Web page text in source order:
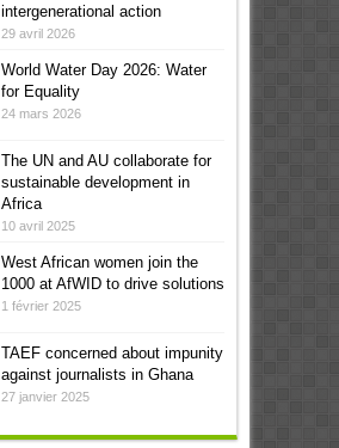
intergenerational action
29 avril 2026
World Water Day 2026: Water
for Equality
24 mars 2026
The UN and AU collaborate for
sustainable development in
Africa
10 avril 2025
West African women join the
1000 at AfWID to drive solutions
1 février 2025
TAEF concerned about impunity
against journalists in Ghana
27 janvier 2025